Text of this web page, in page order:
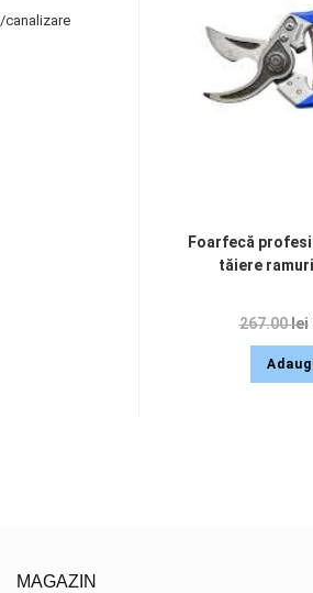
Foarfecă
tăiere
267.00lei
canalizare
MAGAZIN